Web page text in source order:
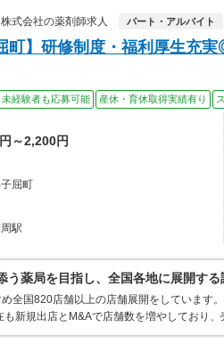
式会社の薬剤師求人
パート・アルバイト
町】研修制度・福利厚生充
未経験者も応募可能 産休・育休取得実績有り
～2,200円
屈町
駅
う薬局を目指し、全国各地に展開する
全国820店舗以上の店舗展開をしています
も新規出店とM&Aで店舗数を増やしており